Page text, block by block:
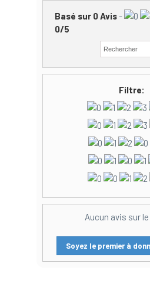
Basé sur 0Avis-
0/5
Filtre:
Aucun avis sur
Soyez le premier à